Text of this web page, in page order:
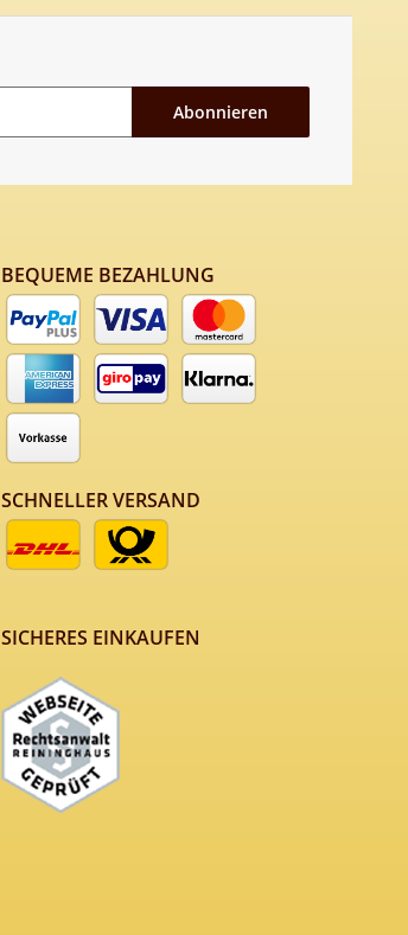
Abonnieren
BEQUEME BEZAHLUNG
SCHNELLER VERSAND
SICHERES EINKAUFEN